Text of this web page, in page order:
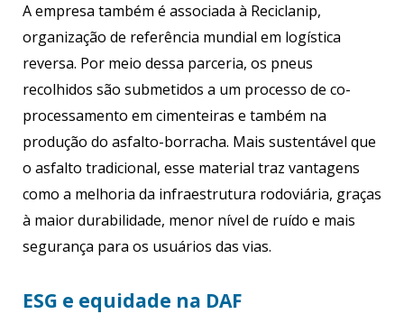
A empresa também é associada à Reciclanip,
organização de referência mundial em logística
reversa. Por meio dessa parceria, os pneus
recolhidos são submetidos a um processo de co-
processamento em cimenteiras e também na
produção do asfalto-borracha. Mais sustentável que
o asfalto tradicional, esse material traz vantagens
como a melhoria da infraestrutura rodoviária, graças
à maior durabilidade, menor nível de ruído e mais
segurança para os usuários das vias.
ESG e equidade na DAF